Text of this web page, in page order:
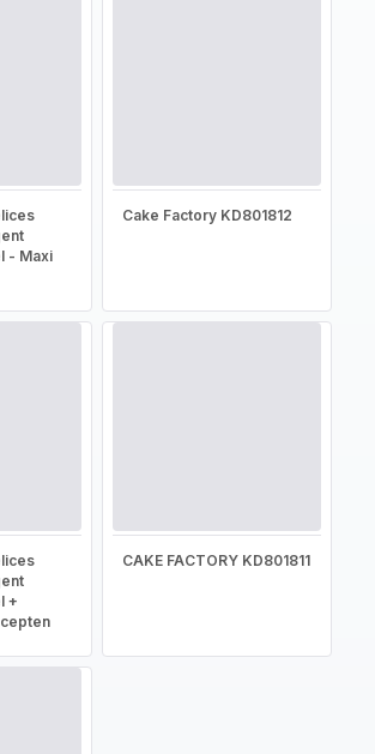
- Maxi
Cake Factory KD801812
+
CAKE FACTORY KD801811